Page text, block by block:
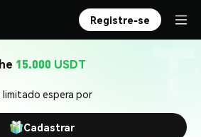
Registre-se
15.000 USDT
espera por
Cadastrar